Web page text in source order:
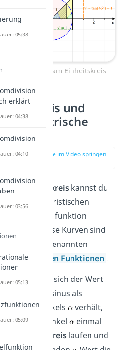
Tangens am Einheitskreis.
und
zur Stelle im Video springen
Einheitskreis kannst du
die charakteristischen
der Winkelfunktion
Diese Kurven sind
Bilder der sogenannten
Funktionen .
zu sehen, wie sich der Wert
Sinus und Cosinus als
des Winkels
verhält,
wir den Winkel
einmal
Einheitskreis laufen und
05:38
erklärt
04:38
04:10
03:56
05:13
05:09